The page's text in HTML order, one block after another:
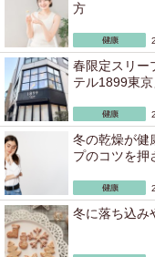
方
春限定スリー
テル1899東京
冬の乾燥が健
プのコツを押
冬に落ち込み